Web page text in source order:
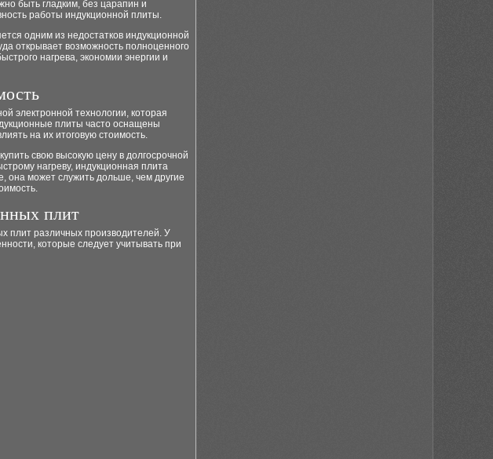
быть гладким, без царапин и
работы индукционной плиты.
одним из недостатков индукционной
открывает возможность полноценного
нагрева, экономии энергии и
электронной технологии, которая
плиты часто оснащены
на их итоговую стоимость.
свою высокую цену в долгосрочной
нагреву, индукционная плита
она может служить дольше, чем другие
плит
плит различных производителей. У
которые следует учитывать при